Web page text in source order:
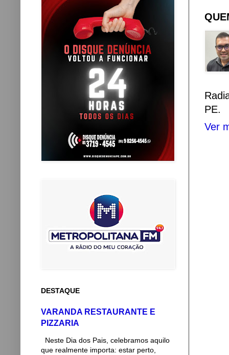
PE.
Ver
DESTAQUE
VARANDA RESTAURANTE E
PIZZARIA
Neste Dia dos Pais, celebramos aquilo
que realmente importa: estar perto,